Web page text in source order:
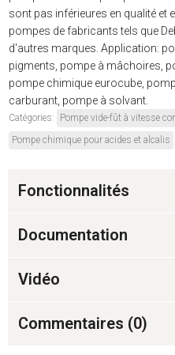
sont pas inférieures en qualité et
pompes de fabricants tels que
d'autres marques. Application:
pigments, pompe à mâchoires,
pompe chimique eurocube,
carburant, pompe à solvant.
Catégories:
Pompe vide-fût à vitesse
Pompe chimique pour acides et alcalis
Fonctionnalités
Documentation
Vidéo
Commentaires (0)